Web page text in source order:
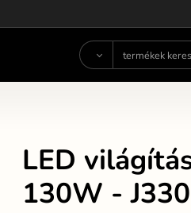
LED
130W -